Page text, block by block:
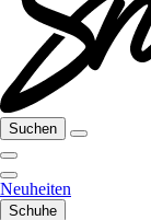
Suchen
Neuheiten
Schuhe